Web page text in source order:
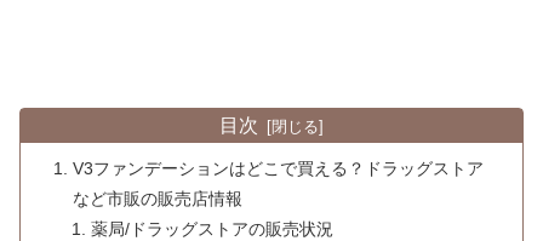
目次
V3ファンデーションはどこで買える？ドラッグストア
など市販の販売店情報
薬局/ドラッグストアの販売状況